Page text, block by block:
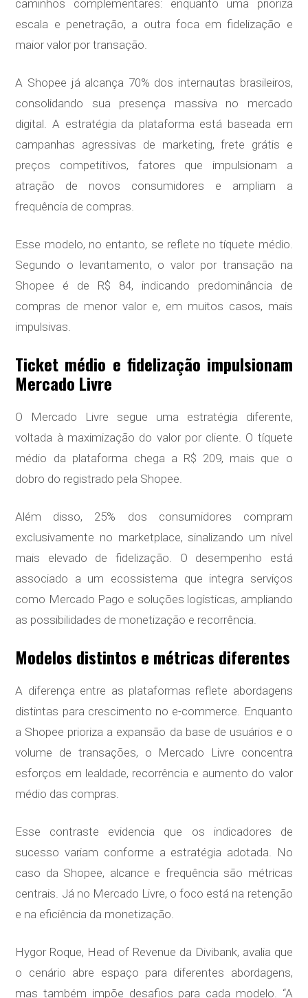
caminhos complementares: enquanto uma prioriza
escala e penetração, a outra foca em fidelização e
maior valor por transação.
A Shopee já alcança 70% dos internautas brasileiros,
consolidando sua presença massiva no mercado
digital. A estratégia da plataforma está baseada em
campanhas agressivas de marketing, frete grátis e
preços competitivos, fatores que impulsionam a
atração de novos consumidores e ampliam a
frequência de compras.
Esse modelo, no entanto, se reflete no tíquete médio.
Segundo o levantamento, o valor por transação na
Shopee é de R$ 84, indicando predominância de
compras de menor valor e, em muitos casos, mais
impulsivas.
Ticket médio e fidelização impulsionam
Mercado Livre
O Mercado Livre segue uma estratégia diferente,
voltada à maximização do valor por cliente. O tíquete
médio da plataforma chega a R$ 209, mais que o
dobro do registrado pela Shopee.
Além disso, 25% dos consumidores compram
exclusivamente no marketplace, sinalizando um nível
mais elevado de fidelização. O desempenho está
associado a um ecossistema que integra serviços
como Mercado Pago e soluções logísticas, ampliando
as possibilidades de monetização e recorrência.
Modelos distintos e métricas diferentes
A diferença entre as plataformas reflete abordagens
distintas para crescimento no e-commerce. Enquanto
a Shopee prioriza a expansão da base de usuários e o
volume de transações, o Mercado Livre concentra
esforços em lealdade, recorrência e aumento do valor
médio das compras.
Esse contraste evidencia que os indicadores de
sucesso variam conforme a estratégia adotada. No
caso da Shopee, alcance e frequência são métricas
centrais. Já no Mercado Livre, o foco está na retenção
e na eficiência da monetização.
Hygor Roque, Head of Revenue da Divibank, avalia que
o cenário abre espaço para diferentes abordagens,
mas também impõe desafios para cada modelo. “A